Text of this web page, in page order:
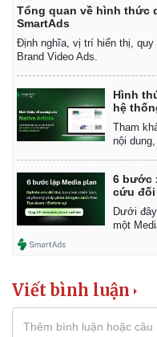
Tổng quan về hình thức
SmartAds
Định nghĩa, vị trí hiển thị,
Brand Video Ads.
Hình
hệ
Tham
nội
6 bước
cứu
Dưới
một
Viết bình luận